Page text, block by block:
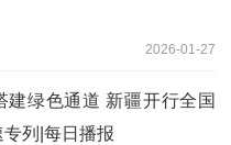
2026-01-27
建绿色通道 新疆开行全国
列|每日播报